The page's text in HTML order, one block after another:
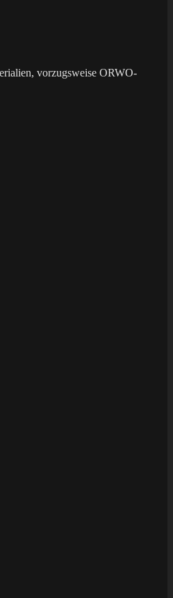
vorzugsweise ORWO-